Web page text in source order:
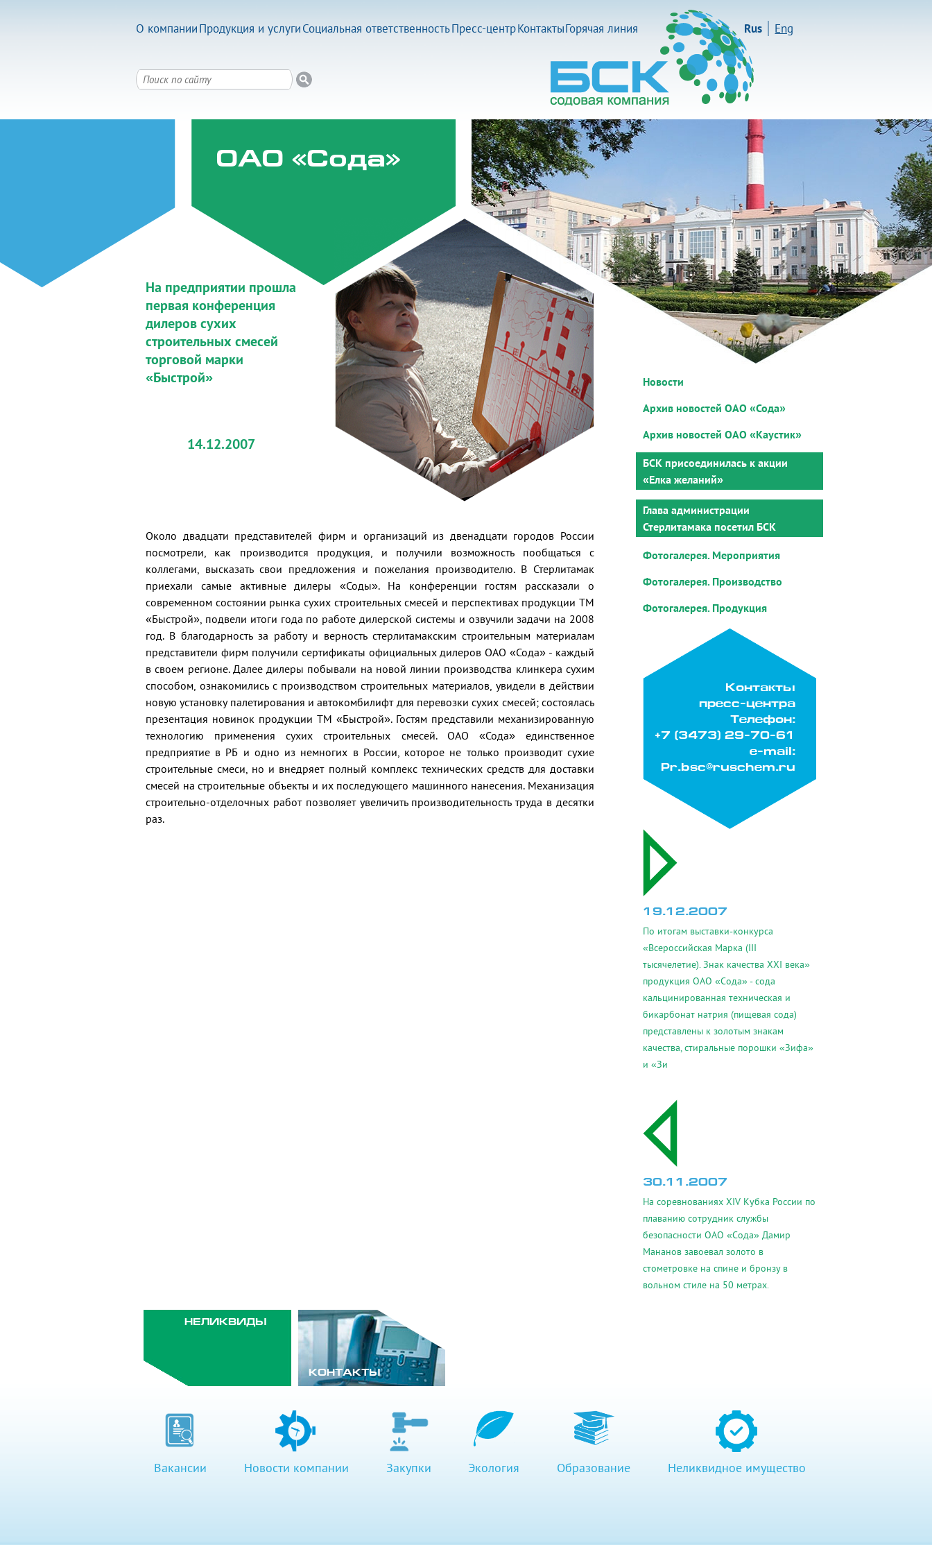
О компанииПродукция и услугиСоциальная ответственностьПресс-центрКонтактыГорячая линия Rus Eng
ОАО «Сода»
На предприятии прошла
первая конференция
дилеров сухих
строительных смесей
торговой марки
«Быстрой»
14.12.2007
Около двадцати представителей фирм и организаций из двенадцати городов России
посмотрели, как производится продукция, и получили возможность пообщаться с
коллегами, высказать свои предложения и пожелания производителю. В Стерлитамак
приехали самые активные дилеры «Соды». На конференции гостям рассказали о
современном состоянии рынка сухих строительных смесей и перспективах продукции ТМ
«Быстрой», подвели итоги года по работе дилерской системы и озвучили задачи на 2008
год. В благодарность за работу и верность стерлитамакским строительным материалам
представители фирм получили сертификаты официальных дилеров ОАО «Сода» - каждый
в своем регионе. Далее дилеры побывали на новой линии производства клинкера сухим
способом, ознакомились с производством строительных материалов, увидели в действии
новую установку палетирования и автокомбилифт для перевозки сухих смесей; состоялась
презентация новинок продукции ТМ «Быстрой». Гостям представили механизированную
технологию применения сухих строительных смесей. ОАО «Сода» единственное
предприятие в РБ и одно из немногих в России, которое не только производит сухие
строительные смеси, но и внедряет полный комплекс технических средств для доставки
смесей на строительные объекты и их последующего машинного нанесения. Механизация
строительно-отделочных работ позволяет увеличить производительность труда в десятки
раз.
Новости
Архив новостей ОАО «Сода»
Архив новостей ОАО «Каустик»
БСК присоединилась к акции
«Елка желаний»
Глава администрации
Стерлитамака посетил БСК
Фотогалерея. Мероприятия
Фотогалерея. Производство
Фотогалерея. Продукция
Контакты
пресс-центра
Телефон:
+7 (3473) 29-70-61
e-mail:
Pr.bsc@ruschem.ru
19.12.2007
По итогам выставки-конкурса
«Всероссийская Марка (III
тысячелетие). Знак качества XXI века»
продукция ОАО «Сода» - сода
кальцинированная техническая и
бикарбонат натрия (пищевая сода)
представлены к золотым знакам
качества, стиральные порошки «Зифа»
и «Зи
30.11.2007
На соревнованиях XIV Кубка России по
плаванию сотрудник службы
безопасности ОАО «Сода» Дамир
Мананов завоевал золото в
стометровке на спине и бронзу в
вольном стиле на 50 метрах.
НЕЛИКВИДЫ
КОНТАКТЫ
Вакансии Новости компании Закупки Экология Образование Неликвидное имущество